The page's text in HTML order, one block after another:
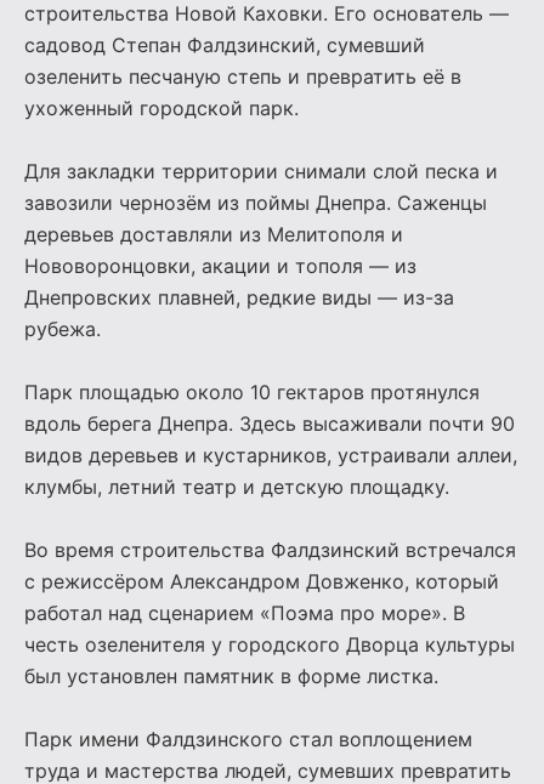
строительства Новой Каховки. Его основатель —
садовод Степан Фалдзинский, сумевший
озеленить песчаную степь и превратить её в
ухоженный городской парк.
Для закладки территории снимали слой песка и
завозили чернозём из поймы Днепра. Саженцы
деревьев доставляли из Мелитополя и
Нововоронцовки, акации и тополя — из
Днепровских плавней, редкие виды — из-за
рубежа.
Парк площадью около 10 гектаров протянулся
вдоль берега Днепра. Здесь высаживали почти 90
видов деревьев и кустарников, устраивали аллеи,
клумбы, летний театр и детскую площадку.
Во время строительства Фалдзинский встречался
с режиссёром Александром Довженко, который
работал над сценарием «Поэма про море». В
честь озеленителя у городского Дворца культуры
был установлен памятник в форме листка.
Парк имени Фалдзинского стал воплощением
труда и мастерства людей, сумевших превратить